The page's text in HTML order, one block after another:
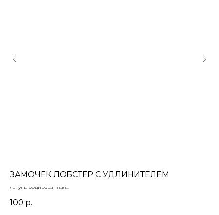
ЗАМОЧЕК ЛОБСТЕР С УДЛИНИТЕЛЕМ
латунь родированная
100 р.